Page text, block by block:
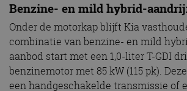
Benzine- en mild hybrid-
Onder de motorkap blijft Kia
combinatie van benzine- en mild
aanbod start met een 1,0-liter T-GDI
benzinemotor met 85 kW (115 pk).
een handgeschakelde transmissie of